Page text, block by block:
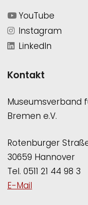
YouTube
Instagram
LinkedIn
Kontakt
Museumsverband
Bremen e.V.
Rotenburger
30659 Hannover
Tel. 0511 21 44 98 3
E-Mail